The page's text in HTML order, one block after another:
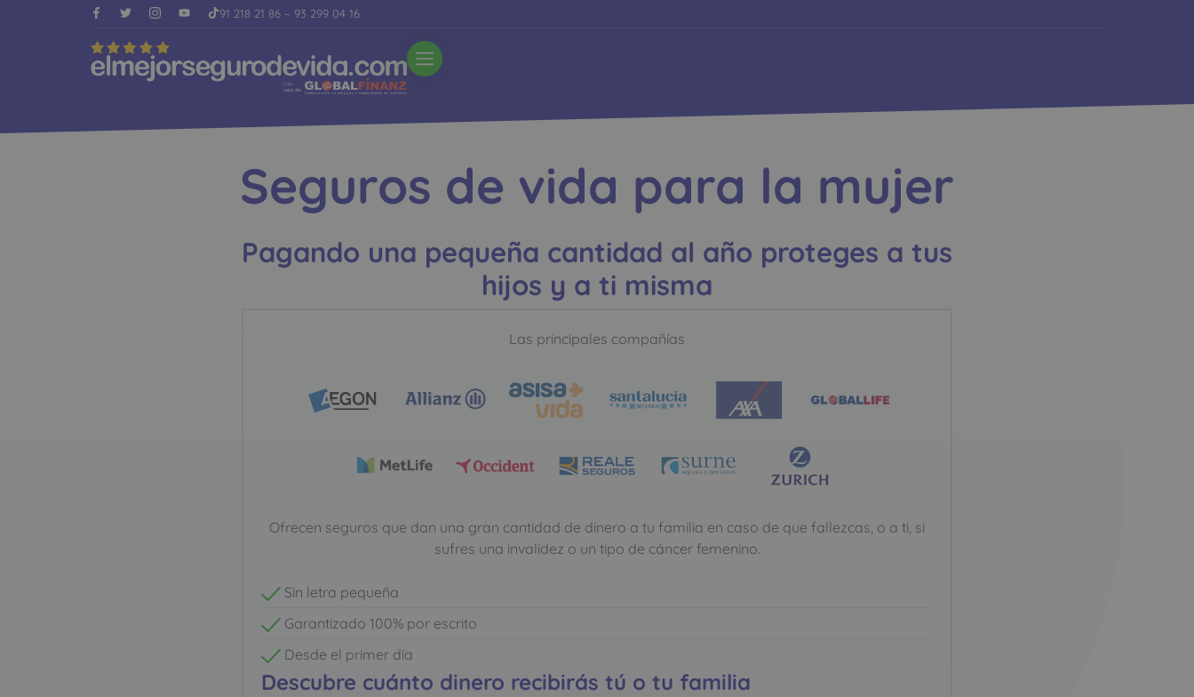
91 218 21 86 – 93 299 04 16
Seguros de vida para la mujer
Pagando una pequeña cantidad al año proteges a tus
hijos y a ti misma
Las principales compañías
Ofrecen seguros que dan una gran cantidad de dinero a tu familia en caso de que fallezcas, o a ti, si
sufres una invalidez o un tipo de cáncer femenino.
Sin letra pequeña
Garantizado 100% por escrito
Desde el primer día
Descubre cuánto dinero recibirás tú o tu familia